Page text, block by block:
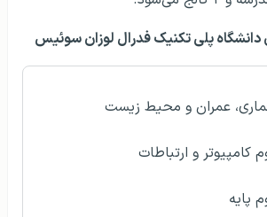
پلی تکنیک فدرال لوزان سوئیس
عمران و محیط زیست
کامپیوتر و ارتباطات
پایه